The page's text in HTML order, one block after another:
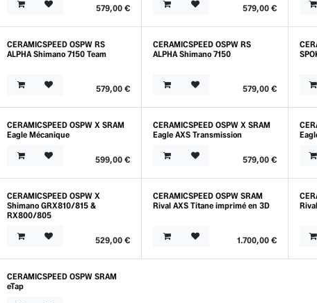
579,00 € 579,00€
CERAMICSPEED OSPW RS
ALPHA Shimano 7150 Team
579,00 €
CERAMICSPEED OSPW RS
ALPHA Shimano 7150
579,00€
Outlet
CERAMICSPEED OSPW X SRAM
Eagle Mécanique
599,00 €
CERAMICSPEED OSPW X SRAM
Eagle AXS Transmission
579,00€
Outlet
CERAMICSPEED OSPW X
Shimano GRX810/815 &
RX800/805
529,00 €
CERAMICSPEED OSPW SRAM
Rival AXS Titane imprimé en 3D
1.700,00€
Outlet
CERAMICSPEED OSPW SRAM
eTap